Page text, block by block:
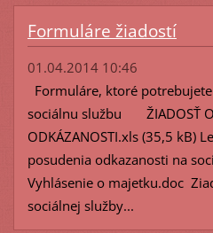
Formuláre žiadostí
01.04.2014 10:46
Formuláre, ktoré
sociálnu službu ŽIADOSŤ O
ODKÁZANOSTI.xls (35,5 kB)
posudenia odkazanosti na
Vyhlásenie o majetku.doc
sociálnej služby...